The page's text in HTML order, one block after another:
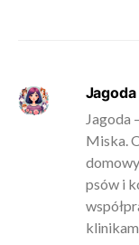
Jagoda
Jagoda
Miska.
psów i